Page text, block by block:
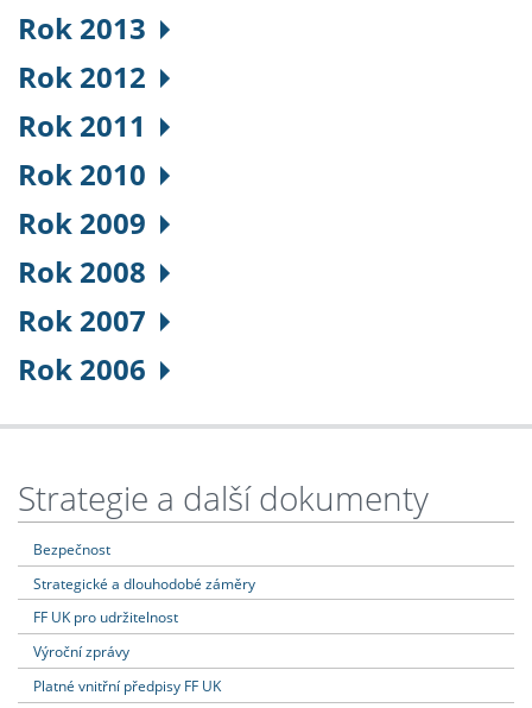
Rok 2013
Rok 2012
Rok 2011
Rok 2010
Rok 2009
Rok 2008
Rok 2007
Rok 2006
Strategie a další dokumenty
Bezpečnost
Strategické a dlouhodobé záměry
FF UK pro udržitelnost
Výroční zprávy
Platné vnitřní předpisy FF UK